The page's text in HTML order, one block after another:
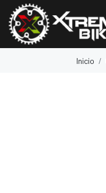
Inicio